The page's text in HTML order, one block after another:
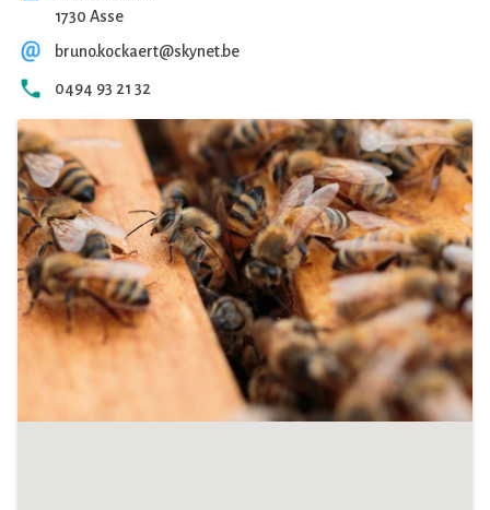
1730 Asse
bruno.kockaert@skynet.be
0494 93 21 32